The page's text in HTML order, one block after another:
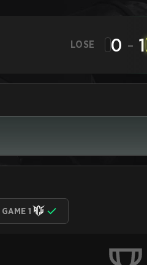
LOSE 0 - 1
GAME 1